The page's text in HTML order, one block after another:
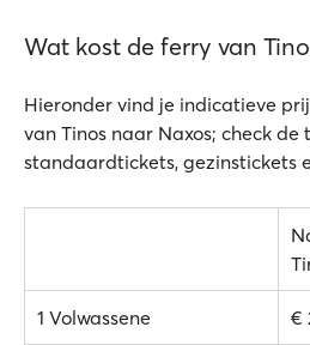
Wat kost de ferry van
Hieronder vind je indicatieve
van Tinos naar Naxos; check de
standaardtickets, gezinstickets
1 Volwassene €